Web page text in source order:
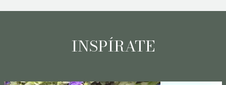
INSPÍRATE